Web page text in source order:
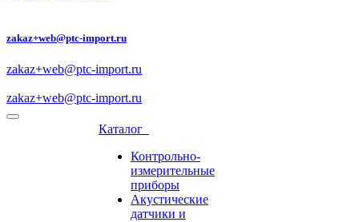
zakaz+web@ptc-import.ru
zakaz+web@ptc-import.ru
zakaz+web@ptc-import.ru
Каталог
Контрольно-
измерительные
приборы
Акустические
датчики и